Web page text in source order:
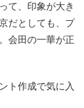
て、印象が大き
だとしても、プ
会田の一華が正
ト作成で気に入